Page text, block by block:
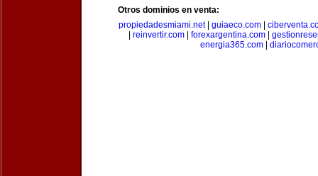
Otros dominios en venta:
propiedadesmiami.net| guiaeco.com|
reinvertir.com forexargentina.com
energia365.com